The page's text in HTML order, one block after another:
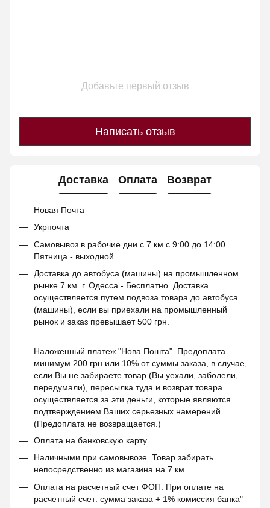
Добавьте первый отзыв
Написать отзыв
Доставка Оплата Возврат
Новая Почта
Укрпочта
Самовывоз в рабочие дни с 7 км с 9:00 до 14:00.
Пятница - выходной.
Доставка до автобуса (машины) на промышленном
рынке 7 км. г. Одесса - Бесплатно. Доставка
осуществляется путем подвоза товара до автобуса
(машины), если вы приехали на промышленный
рынок и заказ превышает 500 грн.
Наложенный платеж "Нова Пошта". Предоплата
минимум 200 грн или 10% от суммы заказа, в случае,
если Вы не забираете товар (Вы уехали, заболели,
передумали), пересылка туда и возврат товара
осуществляется за эти деньги, которые являются
подтверждением Ваших серьезных намерений.
(Предоплата не возвращается.)
Оплата на банковскую карту
Наличными при самовывозе. Товар забирать
непосредственно из магазина на 7 км
Оплата на расчетный счет ФОП. При оплате на
расчетный счет: сумма заказа + 1% комиссия банка"